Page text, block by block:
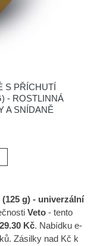
S PŘÍCHUTÍ
- ROSTLINNÁ
A SNÍDANĚ
g) - univerzální
Veto - tento
29.30 Kč. Nabídku e-
Zásilky nad Kč k